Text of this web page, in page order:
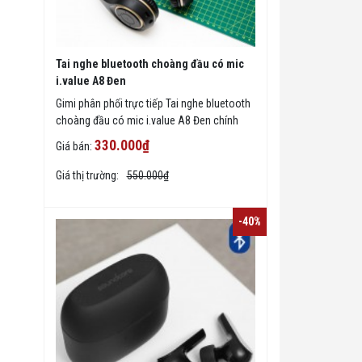
Tai nghe bluetooth choàng đầu có mic
i.value A8 Đen
Gimi phân phối trực tiếp Tai nghe bluetooth
choàng đầu có mic i.value A8 Đen chính
hãng giá rẻ ở TPHCM, giao hàng toàn quốc.
Giá bán: 330.000₫
Giá thị trường: 550.000₫
-40%